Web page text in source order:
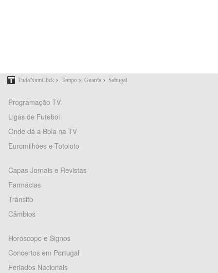
TudoNumClick › Tempo › Guarda › Sabugal
Programação TV
Ligas de Futebol
Onde dá a Bola na TV
Euromilhões e Totoloto
Capas Jornais e Revistas
Farmácias
Trânsito
Câmbios
Horóscopo e Signos
Concertos em Portugal
Feriados Nacionais